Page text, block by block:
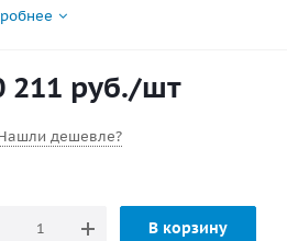
такт.) 2001 - 2010 гг.
(4х такт.) 2008 г. - наст. время
диаметр, дюйм : 8.5
номер : 3011-085-07
: Amita 3
211 руб./шт
дешевле?
В корзину